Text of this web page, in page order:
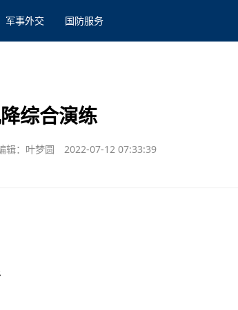
军事外交 国防服务
综合演练
辑：叶梦圆 2022-07-12 07:33:39